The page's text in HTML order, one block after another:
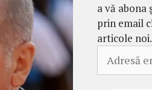
a vă
prin email
articole noi.
email